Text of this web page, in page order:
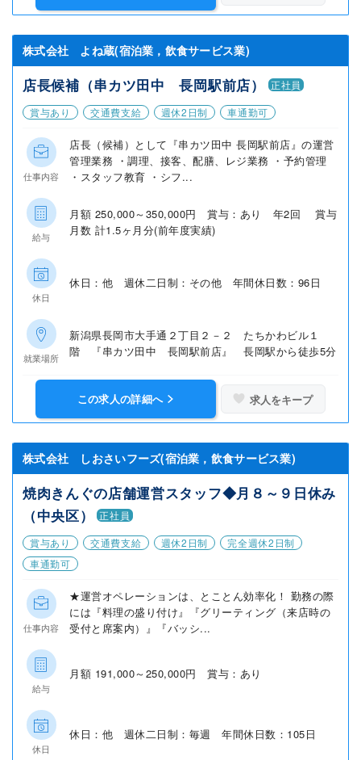
株式会社 よね蔵(宿泊業，飲食サービス業)
店長候補（串カツ田中 長岡駅前店）
正社員
賞与あり
交通費支給 週休2日制 車通勤可
仕事内容
店長（候補）として『串カツ田中 長岡駅前店』の運営
管理業務 ・調理、接客、配膳、レジ業務 ・予約管理
・スタッフ教育 ・シフ...
給与
月額 250,000～350,000円 賞与：あり 年2回 賞与
月数 計1.5ヶ月分(前年度実績)
休日
休日：他 週休二日制：その他 年間休日数：96日
就業場所
新潟県長岡市大手通２丁目２－２ たちかわビル１
階 『串カツ田中 長岡駅前店』 長岡駅から徒歩5分
この求人の詳細へ 求人をキープ
株式会社 しおさいフーズ(宿泊業，飲食サービス業)
焼肉きんぐの店舗運営スタッフ◆月８～９日休み
（中央区）
正社員
賞与あり
交通費支給 週休2日制
完全週休2日制
車通勤可
仕事内容
★運営オペレーションは、とことん効率化！ 勤務の際
には『料理の盛り付け』『グリーティング（来店時の
受付と席案内）』『バッシ...
給与
月額 191,000～250,000円 賞与：あり
休日
休日：他 週休二日制：毎週 年間休日数：105日